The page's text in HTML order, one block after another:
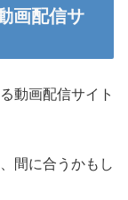
画配信サ
動画配信サイト
間に合うかもし